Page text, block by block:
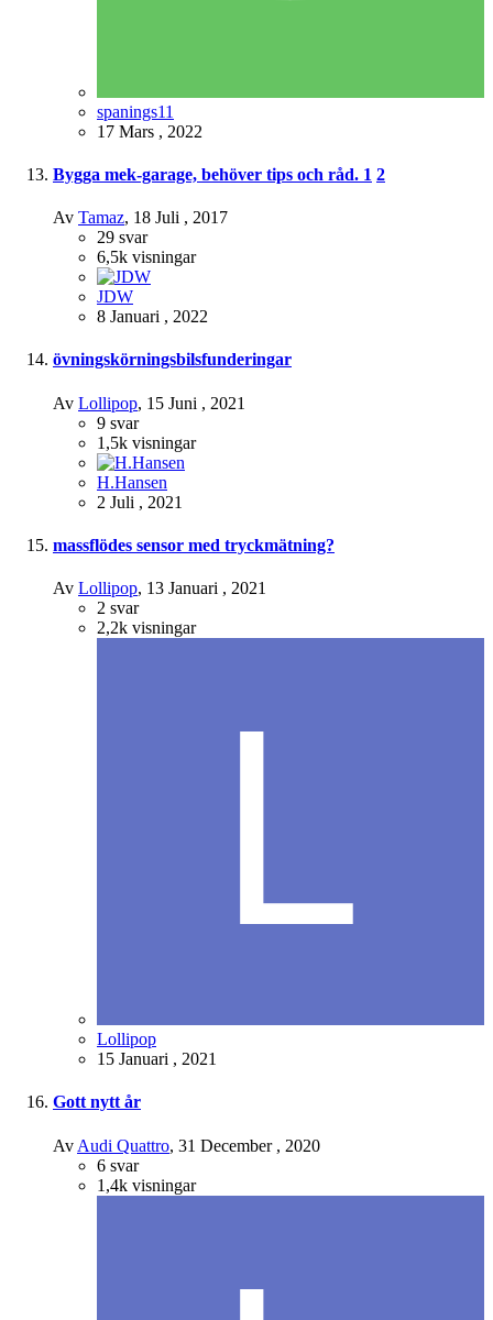
spanings11
17 Mars , 2022
Bygga mek-garage, behöver tips och råd. 1 2
Av Tamaz, 18 Juli , 2017
29 svar
6,5k visningar
JDW
8 Januari , 2022
övningskörningsbilsfunderingar
Av Lollipop, 15 Juni , 2021
9 svar
1,5k visningar
H.Hansen
2 Juli , 2021
massflödes sensor med tryckmätning?
Av Lollipop, 13 Januari , 2021
2 svar
2,2k visningar
Lollipop
15 Januari , 2021
Gott nytt år
Av Audi Quattro, 31 December , 2020
6 svar
1,4k visningar